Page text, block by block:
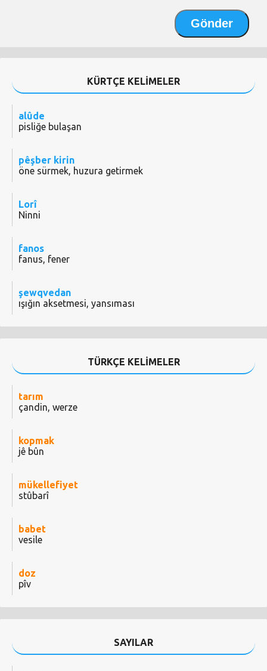
KÜRTÇE KELİMELER
alûde
pisliğe bulaşan
pêşber kirin
öne sürmek, huzura getirmek
Lorî
Ninni
fanos
fanus, fener
şewqvedan
ışığın aksetmesi, yansıması
TÜRKÇE KELİMELER
tarım
çandin, werze
kopmak
jê bûn
mükellefiyet
stûbarî
babet
vesile
doz
pîv
SAYILAR